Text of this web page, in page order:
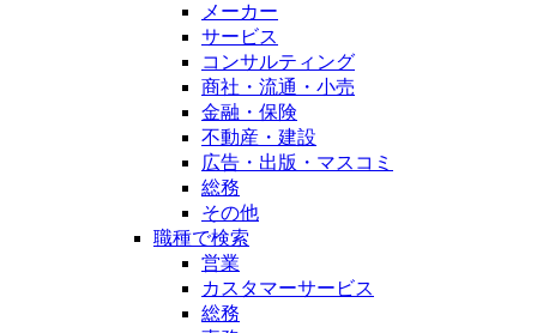
メーカー
サービス
コンサルティング
商社・流通・小売
金融・保険
不動産・建設
広告・出版・マスコミ
総務
その他
職種で検索
営業
カスタマーサービス
総務